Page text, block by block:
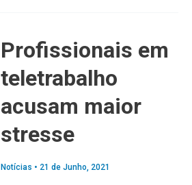
Profissionais em
teletrabalho
acusam maior
stresse
Notícias • 21 de Junho, 2021